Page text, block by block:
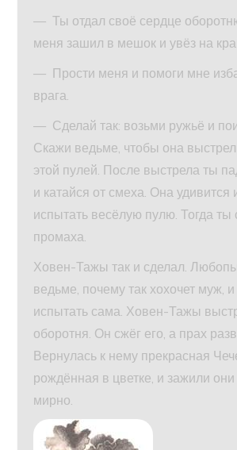
— Ты отдал своё сердце
меня зашил в мешок и увёз на
— Прости меня и помоги мне
врага.
— Сделай так: возьми ружьё и
Скажи ведьме, чтобы она
этой пулей. После выстрела ты
и катайся от смеха. Она удивится
испытать весёлую пулю. Тогда ты
промаха.
Ховен-Тажы так и сделал.
ведьме, почему так хохочет муж,
испытать сама. Ховен-Тажы
оборотня. Он сжёг его, а прах
Вернулась к нему прекрасная
рождённая в цветке, и зажили они
мирно.